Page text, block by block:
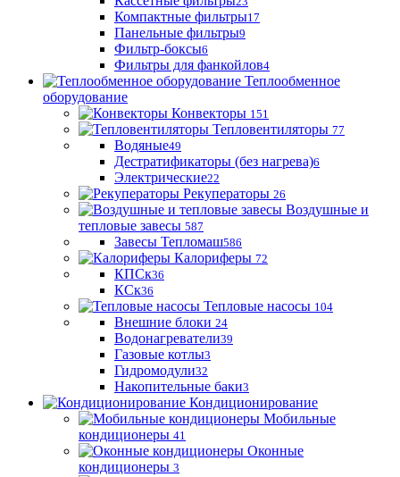
Компактные фильтры17
Панельные фильтры9
Фильтр-боксы6
Фильтры для фанкойлов4
Теплообменное
оборудование
Конвекторы 151
Тепловентиляторы 77
Водяные49
Дестратификаторы (без нагрева)6
Электрические22
Рекуператоры 26
Воздушные и
тепловые завесы 587
Завесы Тепломаш586
Калориферы 72
КПСк36
КСк36
Тепловые насосы 104
Внешние блоки 24
Водонагреватели39
Газовые котлы3
Гидромодули32
Накопительные баки3
Кондиционирование
Мобильные
кондиционеры 41
Оконные
кондиционеры 3